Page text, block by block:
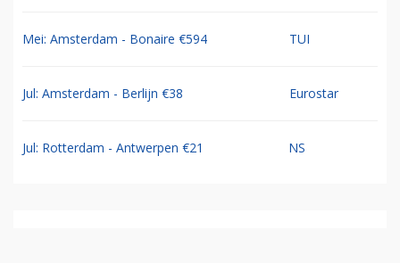
Mei: Amsterdam - Bonaire €594 TUI
Jul: Amsterdam - Berlijn €38 Eurostar
Jul: Rotterdam - Antwerpen €21 NS